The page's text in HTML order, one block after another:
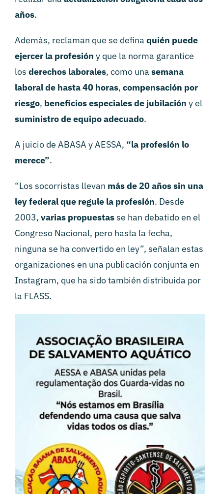
años.
Además, reclaman que se defina quién puede
ejercer la profesión y que la norma garantice
los derechos laborales, como una semana
laboral de hasta 40 horas, compensación por
riesgo, beneficios especiales de jubilación y el
suministro de equipo adecuado.
A juicio de ABASA y AESSA, “la profesión lo
merece”.
“Los socorristas llevan más de 20 años sin una
ley federal que regule la profesión. Desde
2003, varias propuestasse han debatido en el
Congreso Nacional, pero hasta la fecha,
ninguna se ha convertido en ley”, señalan estas
organizaciones en una publicación conjunta en
Instagram, que ha sido también distribuida por
la FLASS.